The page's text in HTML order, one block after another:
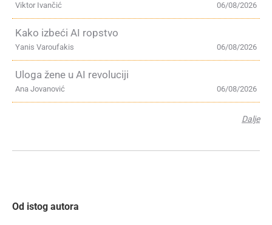
06/08/2026
Viktor Ivančić
Kako izbeći AI ropstvo
06/08/2026
Yanis Varoufakis
Uloga žene u AI revoluciji
06/08/2026
Ana Jovanović
Dalje
Od istog autora